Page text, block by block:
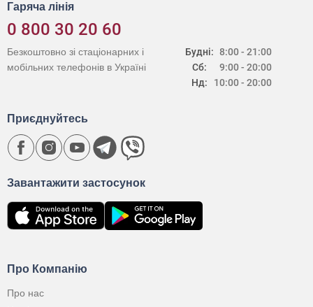
Гаряча лінія
0 800 30 20 60
Будні:
Сб:
Нд:
8:00 - 21:00
9:00 - 20:00
10:00 - 20:00
Безкоштовно зі стаціонарних і
мобільних телефонів в Україні
Про Компанію
Про нас
Завантажити застосунок
Приєднуйтесь